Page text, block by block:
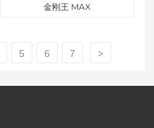
金刚王 MAX
5 6 7 >